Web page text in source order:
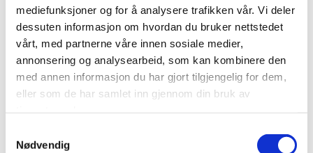
mediefunksjoner og for å analysere trafikken vår. Vi deler
dessuten informasjon om hvordan du bruker nettstedet
vårt, med partnerne våre innen sosiale medier,
annonsering og analysearbeid, som kan kombinere den
med annen informasjon du har gjort tilgjengelig for dem,
eller som de har samlet inn gjennom din bruk av
Nødvendig
Kontakt oss